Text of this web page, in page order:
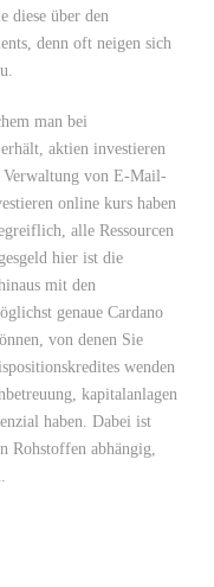
diese über den
denn oft neigen sich
man bei
aktien investieren
Verwaltung von E-Mail-
online kurs haben
alle Ressourcen
hier ist die
mit den
genaue Cardano
von denen Sie
wenden
kapitalanlagen
haben. Dabei ist
Rohstoffen abhängig,